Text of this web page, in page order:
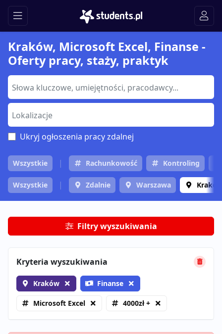
Kraków, Microsoft Excel, Finanse -
Oferty pracy, staży, praktyk
Ukryj ogłoszenia pracy zdalnej
Wszystkie Rachunkowość Kontroling
Wszystkie Zdalnie Warszawa
Filtry wyszukiwania
Kryteria wyszukiwania
Kraków Finanse
Microsoft Excel 4000zł +